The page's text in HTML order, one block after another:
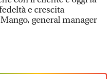
e crescita
general manager